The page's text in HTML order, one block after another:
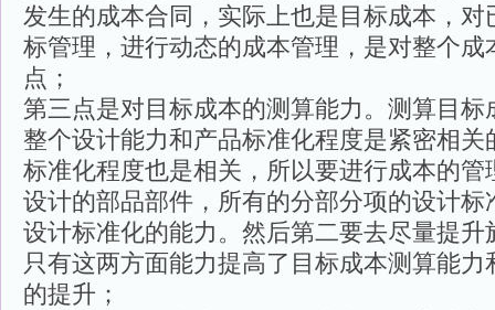
发生的成本合同，实际上也是目标成本，对
标管理，进行动态的成本管理，是对整个成
点；
第三点是对目标成本的测算能力。测算目标
整个设计能力和产品标准化程度是紧密相
标准化程度也是相关，所以要进行成本的管
设计的部品部件，所有的分部分项的设计标
设计标准化的能力。然后第二要去尽量提升
只有这两方面能力提高了目标成本测算能
的提升；